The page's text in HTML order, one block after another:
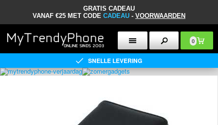
GRATIS CADEAU
VANAF €25 MET CODE CADEAU - VOORWAARDEN
0
SNELLE LEVERING